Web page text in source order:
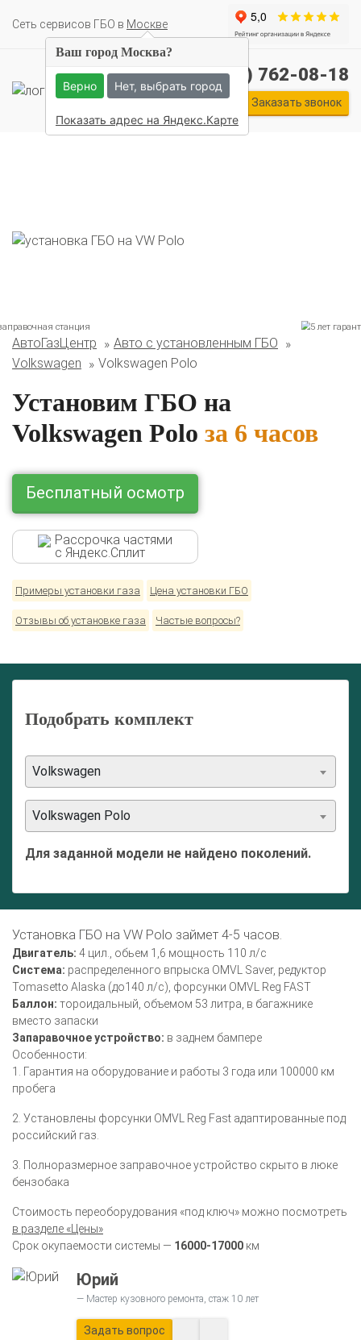
Cеть сервисов ГБО в Москве
Комплекты ГБО на иномарки:
Lexus Mazda Mercedes Mitsubishi
+7 (495) 762-08-18
Заказать звонок
АвтоГазЦентр
Авто с установленным ГБО
Volkswagen
Volkswagen Polo
Установим ГБО на
Volkswagen Polo за 6 часов
Бесплатный осмотр
Рассрочка частями
с Яндекс.Сплит
Примеры установки газа Цена установки ГБО
Отзывы об установке газа Частые вопросы?
Подобрать комплект
Volkswagen
Volkswagen Polo
Для заданной модели не найдено поколений.
Установка ГБО на VW Polo займет 4-5 часов.
Двигатель: 4 цил., обьем 1,6 мощность 110 л/с
Система: распределенного впрыска OMVL Saver, редуктор
Tomasetto Alaska (до140 л/с), форсунки OMVL Reg FAST
Баллон: тороидальный, объемом 53 литра, в багажнике
вместо запаски
Запаравочное устройство: в заднем бампере
Особенности:
1. Гарантия на оборудование и работы 3 года или 100000 км
пробега
2. Установлены форсунки OMVL Reg Fast адаптированные под
российский газ.
3. Полноразмерное заправочное устройство скрыто в люке
бензобака
Стоимость переоборудования «под ключ» можно посмотреть
в разделе «Цены»
Срок окупаемости системы — 16000-17000 км
Юрий
Мастер кузовного ремонта, стаж 10 лет
Задать вопрос
Ваш город Москва?
Верно Нет, выбрать город
Показать адрес на Яндекс.Карте